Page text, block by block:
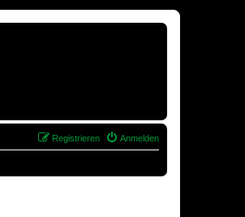
Anmelden
Registrieren